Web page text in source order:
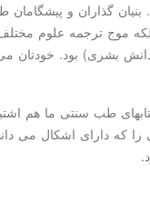
بنیان گذاران و
بلكه موج ترجمه علوم
بشری) بود. خودتان می
طب سنتی ما هم
كه دارای اشكال می